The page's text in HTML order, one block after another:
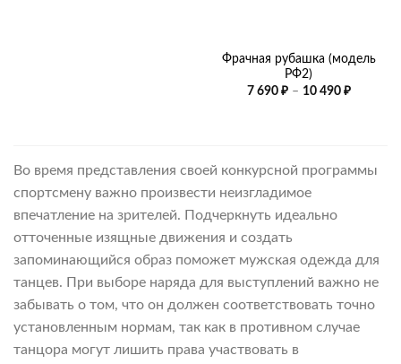
Фрачная рубашка (модель
РФ2)
7 690 ₽ – 10 490 ₽
Во время представления своей конкурсной программы
спортсмену важно произвести неизгладимое
впечатление на зрителей. Подчеркнуть идеально
отточенные изящные движения и создать
запоминающийся образ поможет мужская одежда для
танцев. При выборе наряда для выступлений важно не
забывать о том, что он должен соответствовать точно
установленным нормам, так как в противном случае
танцора могут лишить права участвовать в